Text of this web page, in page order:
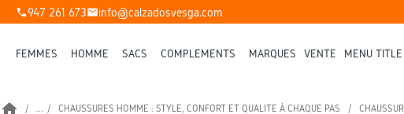
phone947 261 673mailinfo@calzadosvesga.com
FEMMES HOMME SACS COMPLÉMENTS MARQUES VENTE MENU TITLE
home ... CHAUSSURES HOMME : STYLE, CONFORT ET QUALITÉ À CHAQUE PAS